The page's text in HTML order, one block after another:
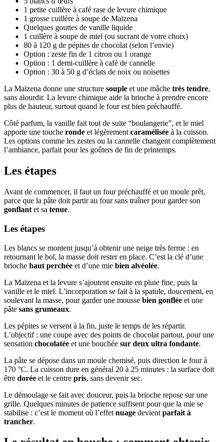
1 petite cuillère à café rase de levure chimique
1 grosse cuillère à soupe de Maïzena
Quelques gouttes de vanille liquide
1 cuillère à soupe de miel (ou sucrant de votre choix)
80 à 120 g de pépites de chocolat (selon l’envie)
Option : zeste fin de 1 citron ou 1 orange
Option : 1 demi-cuillère à café de cannelle
Option : 30 à 50 g d’éclats de noix ou noisettes
La Maïzena donne une structure souple et une mâche très tendre,
sans alourdir. La levure chimique aide la brioche à prendre encore
plus de hauteur, surtout quand le four est bien préchauffé.
Côté parfum, la vanille fait tout de suite “boulangerie”, et le miel
apporte une touche ronde et légèrement caramélisée à la cuisson.
Les options comme les zestes ou la cannelle changent complètement
l’ambiance, parfait pour les goûters de fin de printemps.
Les étapes
Avant de commencer, il faut un four préchauffé et un moule prêt,
parce que la pâte doit partir au four sans traîner pour garder son
gonflant et sa tenue.
Les étapes
Les blancs se montent jusqu’à obtenir une neige très ferme : en
retournant le bol, la masse doit rester en place. C’est la clé d’une
brioche haut perchée et d’une mie bien alvéolée.
La Maïzena et la levure s’ajoutent ensuite en pluie fine, puis la
vanille et le miel. L’incorporation se fait à la spatule, doucement, en
soulevant la masse, pour garder une mousse bien gonflée et une
pâte sans grumeaux.
Les pépites se versent à la fin, juste le temps de les répartir.
L’objectif : une coupe avec des points de chocolat partout, pour une
sensation chocolatée et une bouchée sur deux ultra fondante.
La pâte se dépose dans un moule chemisé, puis direction le four à
170 °C. La cuisson dure en général 20 à 25 minutes : la surface doit
être dorée et le centre pris, sans devenir sec.
Le démoulage se fait avec douceur, puis la brioche repose sur une
grille. Quelques minutes de patience suffisent pour que la mie se
stabilise : c’est le moment où l’effet nuage devient parfait à
trancher.